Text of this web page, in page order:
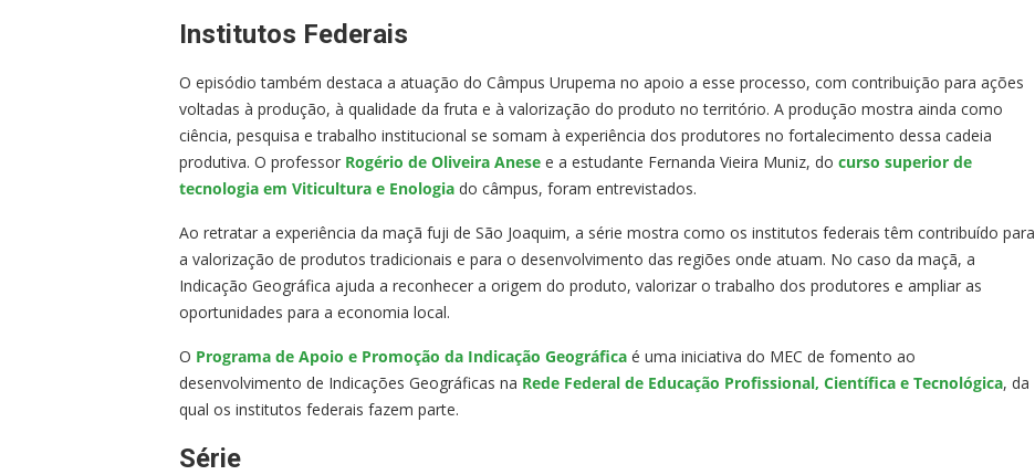
Institutos Federais
O episódio também destaca a atuação do Câmpus Urupema no apoio a esse processo, com contribuição para ações
voltadas à produção, à qualidade da fruta e à valorização do produto no território. A produção mostra ainda como
ciência, pesquisa e trabalho institucional se somam à experiência dos produtores no fortalecimento dessa cadeia
produtiva. O professor Rogério de Oliveira Anese e a estudante Fernanda Vieira Muniz, do curso superior de
tecnologia em Viticultura e Enologia do câmpus, foram entrevistados.
Ao retratar a experiência da maçã fuji de São Joaquim, a série mostra como os institutos federais têm contribuído para
a valorização de produtos tradicionais e para o desenvolvimento das regiões onde atuam. No caso da maçã, a
Indicação Geográfica ajuda a reconhecer a origem do produto, valorizar o trabalho dos produtores e ampliar as
oportunidades para a economia local.
O Programa de Apoio e Promoção da Indicação Geográfica é uma iniciativa do MEC de fomento ao
desenvolvimento de Indicações Geográficas na Rede Federal de Educação Profissional, Científica e Tecnológica, da
qual os institutos federais fazem parte.
Série